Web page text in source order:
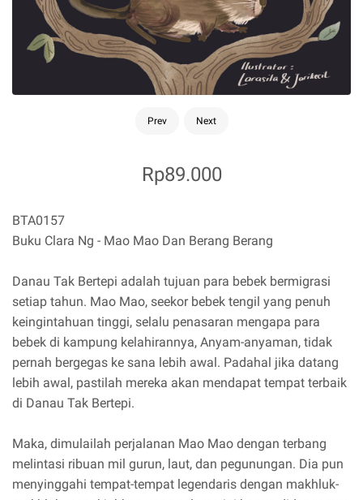
Prev Next
Rp89.000
BTA0157
Buku Clara Ng - Mao Mao Dan Berang Berang
Danau Tak Bertepi adalah tujuan para bebek bermigrasi
setiap tahun. Mao Mao, seekor bebek tengil yang penuh
keingintahuan tinggi, selalu penasaran mengapa para
bebek di kampung kelahirannya, Anyam-anyaman, tidak
pernah bergegas ke sana lebih awal. Padahal jika datang
lebih awal, pastilah mereka akan mendapat tempat terbaik
di Danau Tak Bertepi.
Maka, dimulailah perjalanan Mao Mao dengan terbang
melintasi ribuan mil gurun, laut, dan pegunungan. Dia pun
menyinggahi tempat-tempat legendaris dengan makhluk-